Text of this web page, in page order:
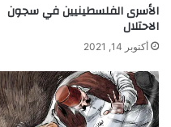
الأسرى الفلسطينيين في سجون
الاحتلال
أكتوبر 14, 2021